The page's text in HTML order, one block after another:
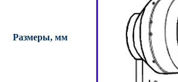
Размеры, мм